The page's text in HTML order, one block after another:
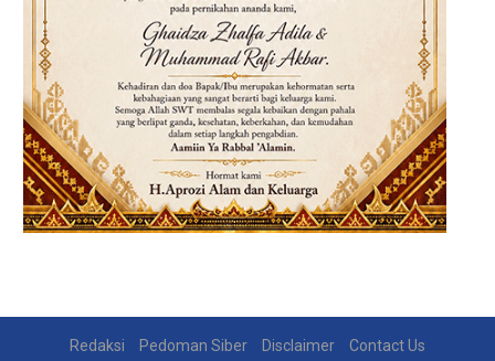
Redaksi Pedoman Siber Disclaimer Contact Us